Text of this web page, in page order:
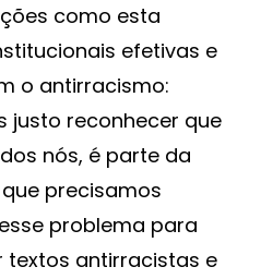
como esta
efetivas e
o antirracismo:
justo reconhecer que
nós, é parte da
precisamos
problema para
textos antirracistas e